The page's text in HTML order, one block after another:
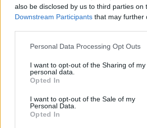
also be disclosed by us to third parties on
Downstream Participants that may further
Personal Data Processing Opt Outs
I want to opt-out of the Sharing of my
personal data.
Opted In
I want to opt-out of the Sale of my
Personal Data.
Opted In
Πωλήσεις - Αγορές Οικοπέδων
Χίος - Πόλη. Διατίθεται κατ'
πώληση οικόπεδο 380 τ.μ., εντός